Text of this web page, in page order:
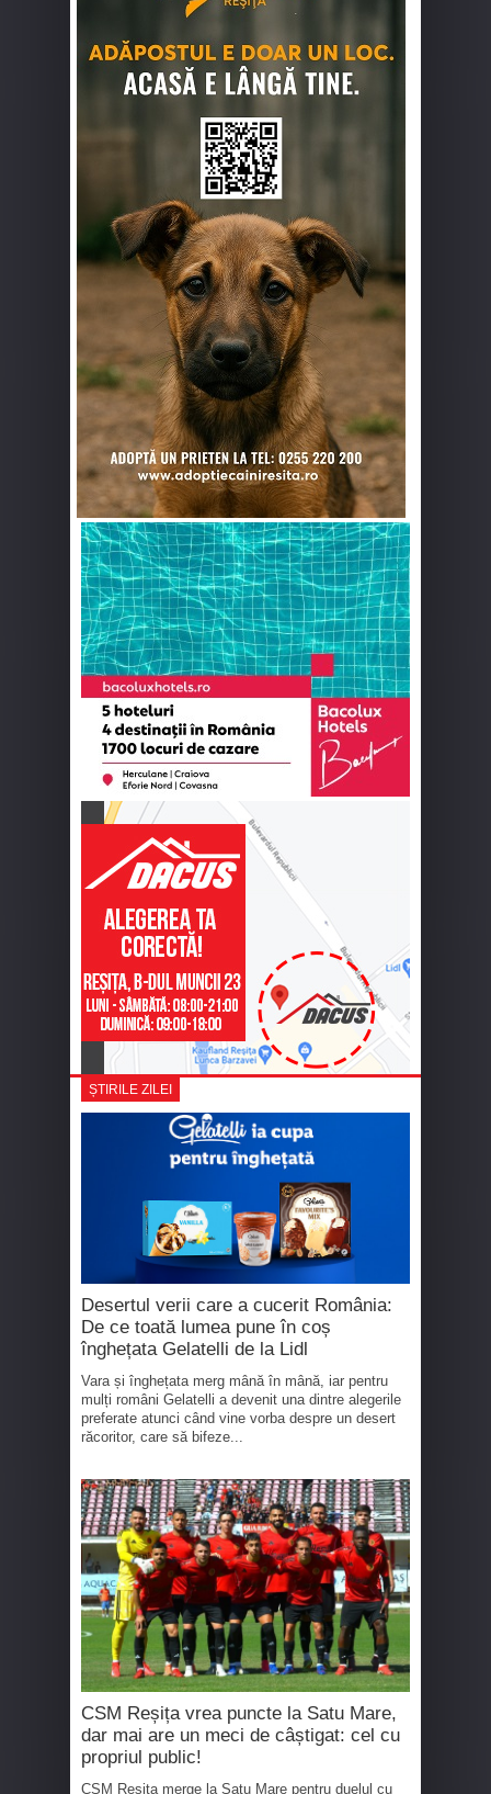
ȘTIRILE ZILEI
Desertul verii care a cucerit România:
De ce toată lumea pune în coș
înghețata Gelatelli de la Lidl
Vara și înghețata merg mână în mână, iar pentru
mulți români Gelatelli a devenit una dintre alegerile
preferate atunci când vine vorba despre un desert
răcoritor, care să bifeze...
CSM Reșița vrea puncte la Satu Mare,
dar mai are un meci de câștigat: cel cu
propriul public!
CSM Reșița merge la Satu Mare pentru duelul cu